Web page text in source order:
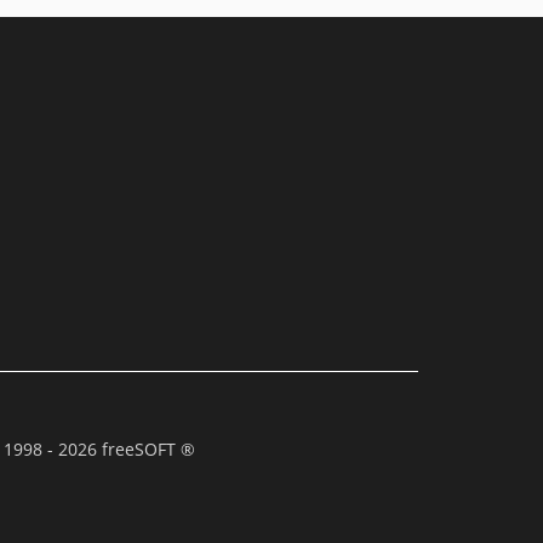
- 2026 freeSOFT ®